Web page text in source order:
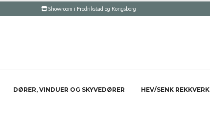
Showroom i Fredrikstad og Kongsberg
DØRER, VINDUER OG SKYVEDØRER HEV/SENK REKKVERK